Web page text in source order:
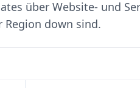
über Website- und
down sind.